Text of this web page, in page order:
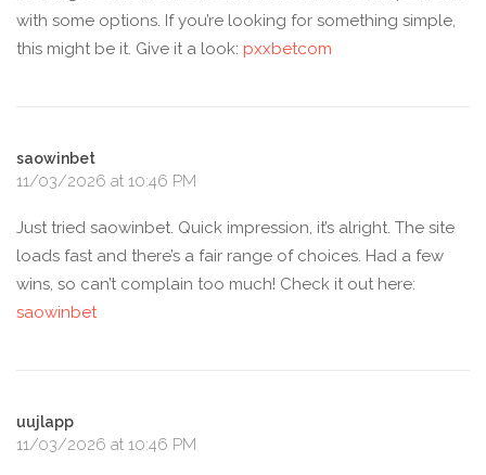
with some options. If you’re looking for something simple,
this might be it. Give it a look: pxxbetcom
saowinbet
11/03/2026 at 10:46 PM
Just tried saowinbet. Quick impression, it’s alright. The site
loads fast and there’s a fair range of choices. Had a few
wins, so can’t complain too much! Check it out here:
saowinbet
uujlapp
11/03/2026 at 10:46 PM